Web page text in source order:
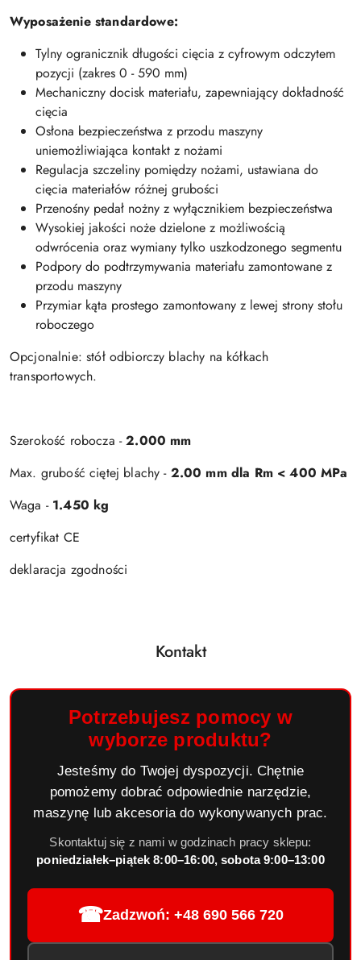
Wyposażenie standardowe:
Tylny ogranicznik długości cięcia z cyfrowym odczytem
pozycji (zakres 0 - 590 mm)
Mechaniczny docisk materiału, zapewniający dokładność
cięcia
Osłona bezpieczeństwa z przodu maszyny
uniemożliwiająca kontakt z nożami
Regulacja szczeliny pomiędzy nożami, ustawiana do
cięcia materiałów różnej grubości
Przenośny pedał nożny z wyłącznikiem bezpieczeństwa
Wysokiej jakości noże dzielone z możliwością
odwrócenia oraz wymiany tylko uszkodzonego segmentu
Podpory do podtrzymywania materiału zamontowane z
przodu maszyny
Przymiar kąta prostego zamontowany z lewej strony stołu
roboczego
Opcjonalnie: stół odbiorczy blachy na kółkach
transportowych.
Szerokość robocza -2.000 mm
Max. grubość ciętej blachy - 2.00 mm dla Rm < 400 MPa
Waga - 1.450 kg
certyfikat CE
deklaracja zgodności
Kontakt
Potrzebujesz pomocy w
wyborze produktu?
Jesteśmy do Twojej dyspozycji. Chętnie
pomożemy dobrać odpowiednie narzędzie,
maszynę lub akcesoria do wykonywanych prac.
Skontaktuj się z nami w godzinach pracy sklepu:
poniedziałek–piątek 8:00–16:00, sobota 9:00–13:00
☎Zadzwoń: +48 690 566 720